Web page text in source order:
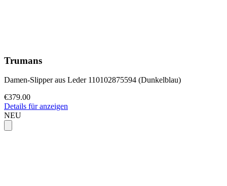
Trumans
Damen-Slipper aus Leder 110102875594 (Dunkelblau)
€379.00
Details für anzeigen
NEU